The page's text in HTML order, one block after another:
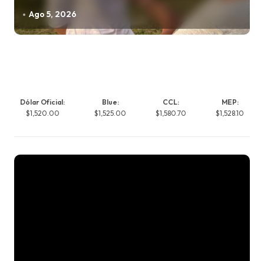
Ago 5, 2026
Dólar Oficial:
$1,520.00
Blue:
$1,525.00
CCL:
$1,580.70
MEP:
$1,528.10